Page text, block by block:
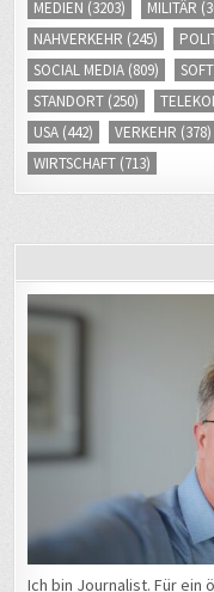
SOCIAL MEDIA(809)
STANDORT(250)
USA(442) VERKEHR(378)
WIRTSCHAFT(713)
Ich bin Journalist. Für ein
Medienunternehmen
der Nachrichtenangebote